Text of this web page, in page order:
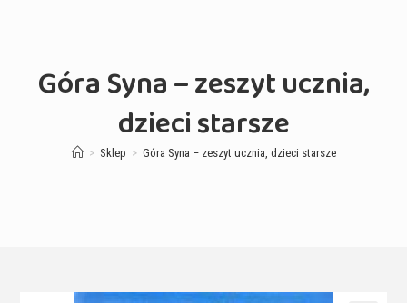
Góra Syna – zeszyt ucznia,
dzieci starsze
> Sklep > Góra Syna – zeszyt ucznia, dzieci starsze